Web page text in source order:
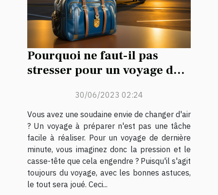
Pourquoi ne faut-il pas
stresser pour un voyage de
30/06/2023 02:24
Vous avez une soudaine envie de changer d'air
? Un voyage à préparer n'est pas une tâche
facile à réaliser. Pour un voyage de dernière
minute, vous imaginez donc la pression et le
casse-tête que cela engendre ? Puisqu'il s'agit
toujours du voyage, avec les bonnes astuces,
le tout sera joué. Ceci...